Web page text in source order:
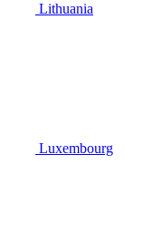
Lithuania
Luxembourg